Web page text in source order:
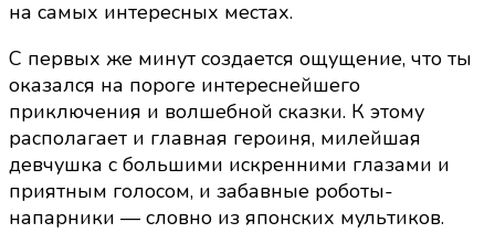
на самых интересных местах.
С первых же минут создается ощущение, что ты
оказался на пороге интереснейшего
приключения и волшебной сказки. К этому
располагает и главная героиня, милейшая
девчушка с большими искренними глазами и
приятным голосом, и забавные роботы-
напарники — словно из японских мультиков.